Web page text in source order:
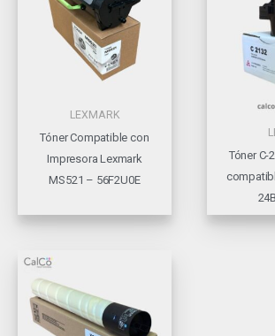
LEXMARK
Tóner Compatible con
Impresora Lexmark
MS521 – 56F2U0E
Tóner C-